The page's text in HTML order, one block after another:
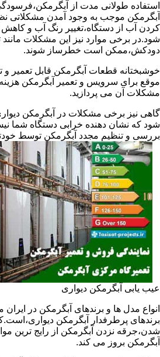
استفاده طولانی مدت از
آبگرمکن موجب به وجود آمدن مشکلاتی
کردن آب از دستگاه،تغییر رنگ آب و
شود.در برخی موارد نیز این مشکلات مانند
دودکش،ممکن است خطرساز شوند.
خوشبختانه قطعات آبگرمکن قابل تعمیر و
موقع برای سرویس و تعمیر آبگرمکن
مشکلات آن می پردازید.
گاهی نیز برخی مشکلات در آبگرمکن
شود که نشان دهنده خرابی دستگاه شما
بررسی و تنظیم مجدد آبگرمکن توسط
عیب یابی آبگرمکن دیواری
انواع مدل ها و برندهای آبگرمکن در
برندهای پرطرفدار آبگرمکن
شدن،جرقه نزدن آبگرمکن از رایج ترین
آبگرمکن بروز می کند.